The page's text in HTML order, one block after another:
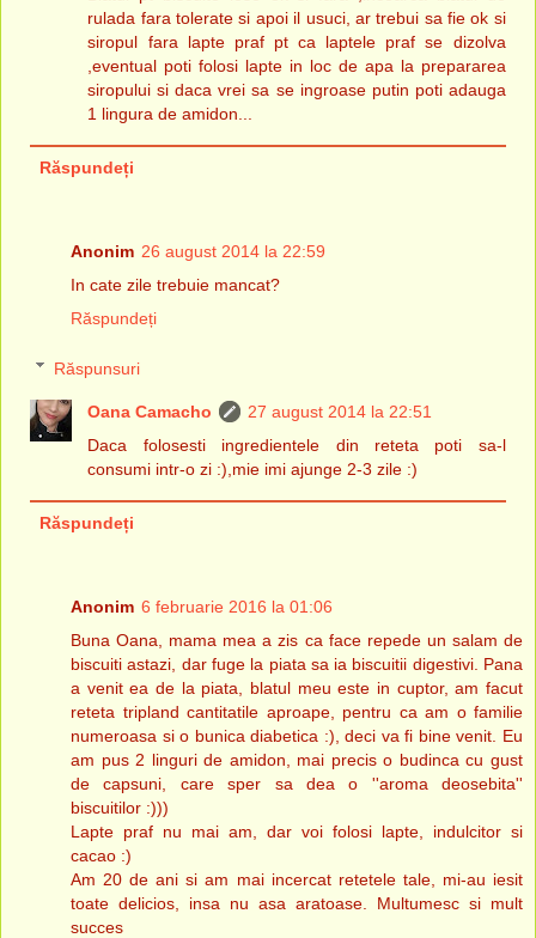
rulada fara tolerate si apoi il usuci, ar trebui sa fie ok si
siropul fara lapte praf pt ca laptele praf se dizolva
,eventual poti folosi lapte in loc de apa la prepararea
siropului si daca vrei sa se ingroase putin poti adauga
1 lingura de amidon...
Răspundeți
Anonim 26 august 2014 la 22:59
In cate zile trebuie mancat?
Răspundeți
Răspunsuri
Oana Camacho
27 august 2014 la 22:51
Daca folosesti ingredientele din reteta poti sa-l
consumi intr-o zi :),mie imi ajunge 2-3 zile :)
Răspundeți
Anonim 6 februarie 2016 la 01:06
Buna Oana, mama mea a zis ca face repede un salam de
biscuiti astazi, dar fuge la piata sa ia biscuitii digestivi. Pana
a venit ea de la piata, blatul meu este in cuptor, am facut
reteta tripland cantitatile aproape, pentru ca am o familie
numeroasa si o bunica diabetica :), deci va fi bine venit. Eu
am pus 2 linguri de amidon, mai precis o budinca cu gust
de capsuni, care sper sa dea o ''aroma deosebita''
biscuitilor :)))
Lapte praf nu mai am, dar voi folosi lapte, indulcitor si
cacao :)
Am 20 de ani si am mai incercat retetele tale, mi-au iesit
toate delicios, insa nu asa aratoase. Multumesc si mult
succes